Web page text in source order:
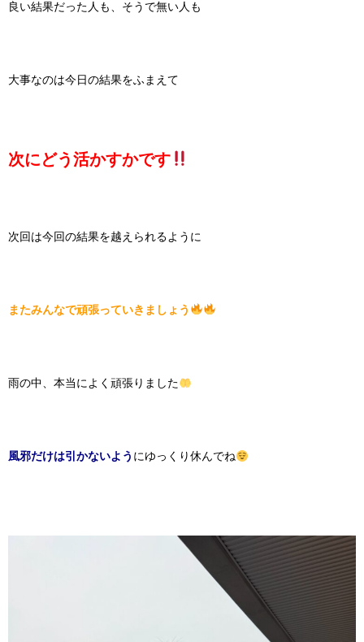
良い結果だった人も、そうで無い人も
大事なのは今日の結果をふまえて
次にどう活かすかです
次回は今回の結果を越えられるように
またみんなで頑張っていきましょう
雨の中、本当によく頑張りました
風邪だけは引かないよう にゆっくり休んでね